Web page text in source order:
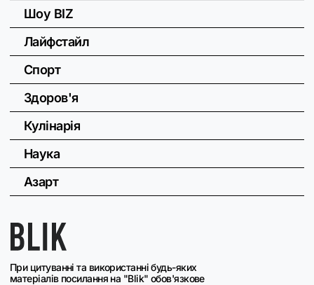
При цитуванні та використанні будь-яких
матеріалів посилання на "Blik" обов'язкове
Шоу BIZ
Лайфстайл
Спорт
Здоров'я
Кулінарія
Наука
Азарт